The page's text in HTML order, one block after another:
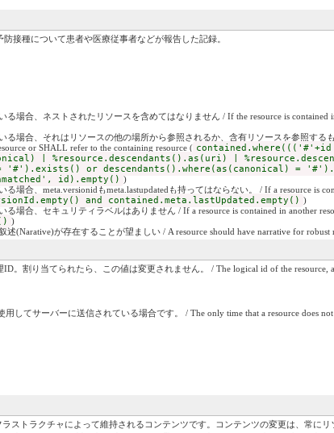
接種について患者や医療従事者などが報告した記録。
場合、ネストされたリソースを含めてはなりません / If the resource is contained
場合、それはリソースの他の場所から参照されるか、含有リソースを参照する
or SHALL refer to the containing resource ( contained.where((('#'+id
| %resource.descendants().as(uri) |
= '#').exists() or descendants().where(as(canonical) =
id).empty() )
場合、meta.versionidもmeta.lastupdatedも持ってはならない。 / If a resource is
and contained.meta.lastUpdated.empty() )
場合、セキュリティラベルはありません / If a resource is contained in another
)
(Narative)が存在することが望ましい / A resource should have narrative for robust
。割り当てられたら、この値は変更されません。 / The logical id of the resource,
してサーバーに送信されている場合です。 / The only time that a resource does not
ストラクチャによって維持されるコンテンツです。コンテンツの変更は、常に